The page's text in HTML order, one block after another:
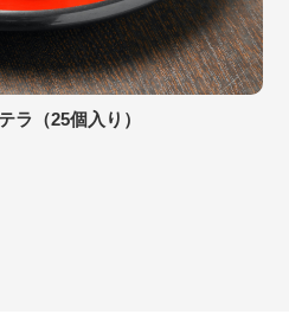
ラ（25個入り）